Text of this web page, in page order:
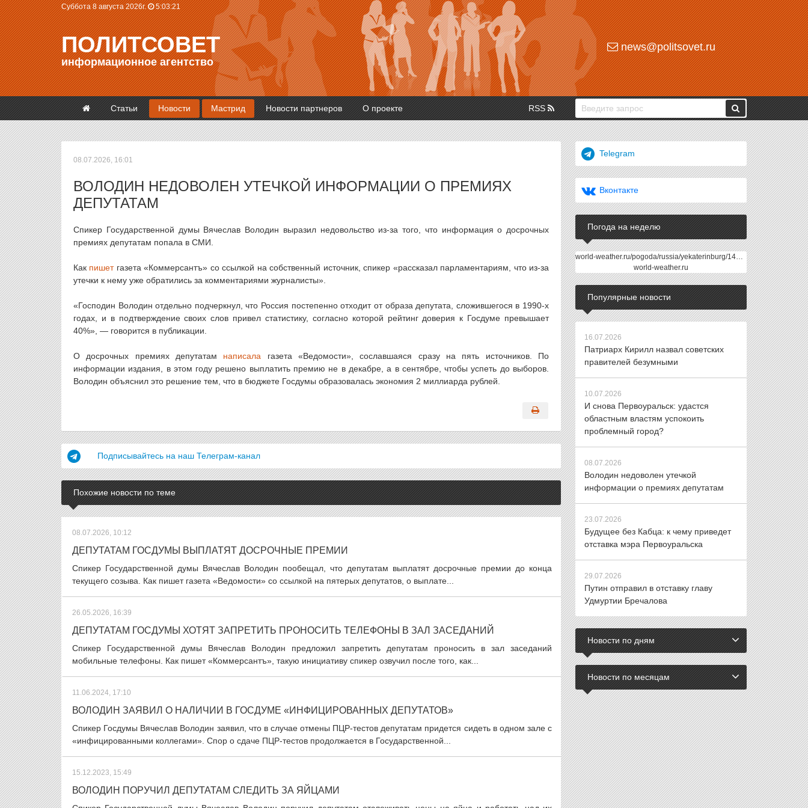
Суббота 8 августа 2026г. 5:03:21
ПОЛИТСОВЕТ
информационное агентство
news@politsovet.ru
Статьи Новости Мастрид Новости партнеров О проекте RSS
08.07.2026, 16:01
ВОЛОДИН НЕДОВОЛЕН УТЕЧКОЙ ИНФОРМАЦИИ О ПРЕМИЯХ
ДЕПУТАТАМ
Спикер Государственной думы Вячеслав Володин выразил недовольство из-за того, что информация о досрочных
премиях депутатам попала в СМИ.
Как пишетгазета «Коммерсантъ» со ссылкой на собственный источник, спикер «рассказал парламентариям, что из-за
утечки к нему уже обратились за комментариями журналисты».
«Господин Володин отдельно подчеркнул, что Россия постепенно отходит от образа депутата, сложившегося в 1990-х
годах, и в подтверждение своих слов привел статистику, согласно которой рейтинг доверия к Госдуме превышает
40%», — говорится в публикации.
О досрочных премиях депутатам написала газета «Ведомости», сославшаяся сразу на пять источников. По
информации издания, в этом году решено выплатить премию не в декабре, а в сентябре, чтобы успеть до выборов.
Володин объяснил это решение тем, что в бюджете Госдумы образовалась экономия 2 миллиарда рублей.
Подписывайтесь на наш Телеграм-канал
Похожие новости по теме
08.07.2026, 10:12
ДЕПУТАТАМ ГОСДУМЫ ВЫПЛАТЯТ ДОСРОЧНЫЕ ПРЕМИИ
Спикер Государственной думы Вячеслав Володин пообещал, что депутатам выплатят досрочные премии до конца
текущего созыва. Как пишет газета «Ведомости» со ссылкой на пятерых депутатов, о выплате...
26.05.2026, 16:39
ДЕПУТАТАМ ГОСДУМЫ ХОТЯТ ЗАПРЕТИТЬ ПРОНОСИТЬ ТЕЛЕФОНЫ В ЗАЛ ЗАСЕДАНИЙ
Спикер Государственной думы Вячеслав Володин предложил запретить депутатам проносить в зал заседаний
мобильные телефоны. Как пишет «Коммерсантъ», такую инициативу спикер озвучил после того, как...
11.06.2024, 17:10
ВОЛОДИН ЗАЯВИЛ О НАЛИЧИИ В ГОСДУМЕ «ИНФИЦИРОВАННЫХ ДЕПУТАТОВ»
Спикер Госдумы Вячеслав Володин заявил, что в случае отмены ПЦР-тестов депутатам придется сидеть в одном зале с
«инфицированными коллегами». Спор о сдаче ПЦР-тестов продолжается в Государственной...
15.12.2023, 15:49
ВОЛОДИН ПОРУЧИЛ ДЕПУТАТАМ СЛЕДИТЬ ЗА ЯЙЦАМИ
Telegram
Вконтакте
Погода на неделю
world-weather.ru/pogoda/russia/yekaterinburg/14days/
world-weather.ru
Популярные новости
16.07.2026
Патриарх Кирилл назвал советских
правителей безумными
10.07.2026
И снова Первоуральск: удастся
областным властям успокоить
проблемный город?
08.07.2026
Володин недоволен утечкой
информации о премиях депутатам
23.07.2026
Будущее без Кабца: к чему приведет
отставка мэра Первоуральска
29.07.2026
Путин отправил в отставку главу
Удмуртии Бречалова
Новости по дням
Новости по месяцам